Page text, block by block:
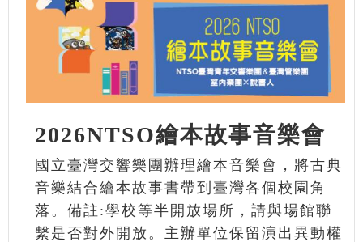
2026NTSO繪本故事音樂會
國立臺灣交響樂團辦理繪本音樂會，將古典
音樂結合繪本故事書帶到臺灣各個校園角
落。備註:學校等半開放場所，請與場館聯
繫是否對外開放。主辦單位保留演出異動權